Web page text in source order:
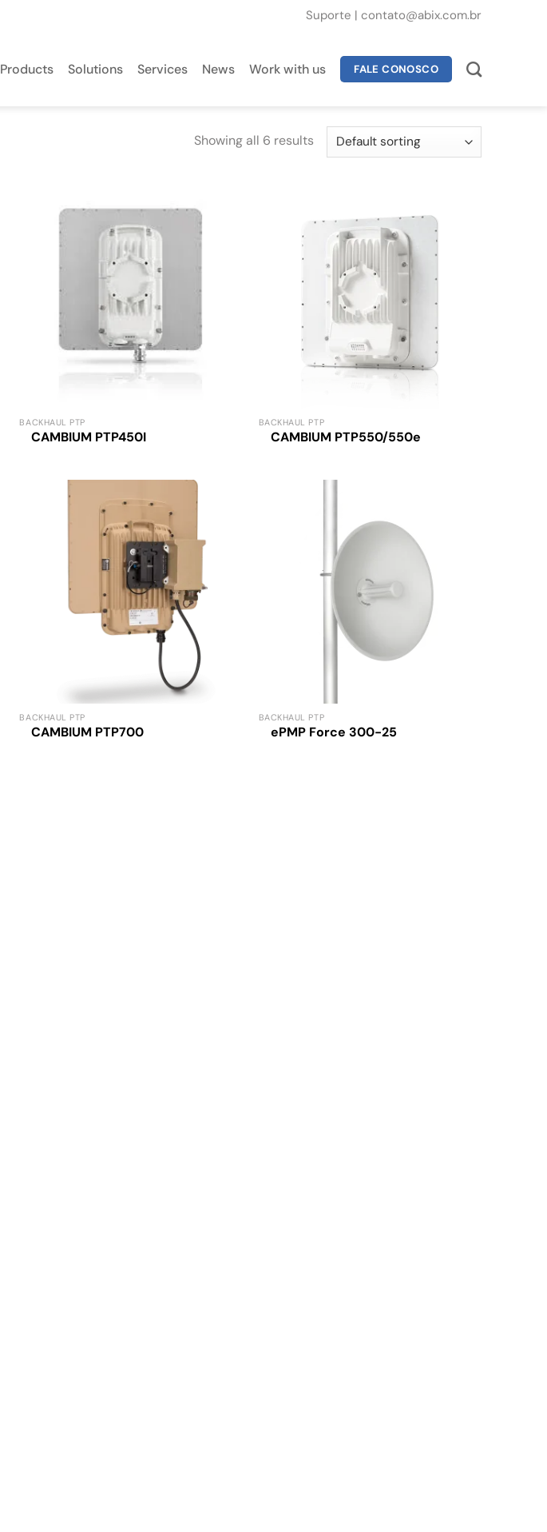
Suporte | contato@abix.com.br
Products Solutions Services News Work with us FALE CONOSCO
Showing all 6 results
BACKHAUL PTP
CAMBIUM PTP450I
BACKHAUL PTP
CAMBIUM PTP550/550e
BACKHAUL PTP
CAMBIUM PTP700
BACKHAUL PTP
ePMP Force 300-25